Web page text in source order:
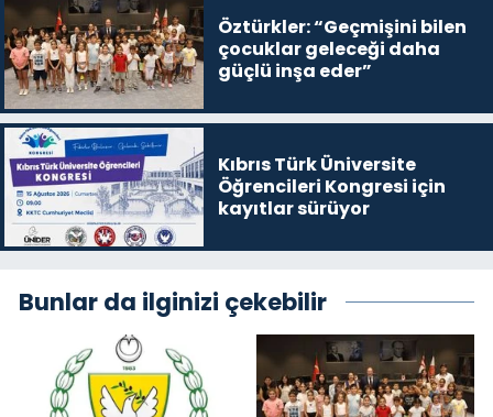
Öztürkler: “Geçmişini bilen
çocuklar geleceği daha
güçlü inşa eder”
Kıbrıs Türk Üniversite
Öğrencileri Kongresi için
kayıtlar sürüyor
Bunlar da ilginizi çekebilir